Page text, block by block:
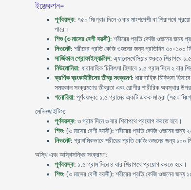
ইঞ্জেকশন-
পূর্ণবয়স্ক: ৭৫০ মিঃগ্রাঃ দিনে ৩ বার মাংশপেশী বা শিরাপথে
পারে।
শিশু (৩ মাসের বেশী বয়সী): শরীরের প্রতি কেজি ওজনের জন্য
নিওনেট: শরীরের প্রতি কেজি ওজনের জন্য প্রতিদিন ৩০-১০০
সার্জিকাল প্রোফাইল্যাক্সিস: এ্যানেসথেসিয়ার শুরুতে শিরাপথে
নিউমোনিয়া: ধারাবাহিক চিকিৎসা হিসাবে ১.৫ গ্রাম দিনে ২
ক্রণিক ব্রংকাইটিসের তীব্র সংক্রমণ: ধারাবাহিক চিকিৎসা
সময়কাল সংক্রমণের তীব্রতা এবং রোগীর শারীরিক অবস্থার উপর
গনোরিয়া: পূর্ণবয়স্ক: ১.৫ গ্রামের একটি একক মাত্রা (৭৫০
মেনিনজাইটিস:
পূর্ণবয়স্ক: ৩ গ্রাম দিনে ৩ বার শিরাপথে প্রয়োগ করতে হবে।
শিশু: (৩ মাসের বেশী বয়সী): শরীরের প্রতি কেজি ওজনের জন্য
নিওনেট: প্রাথমিকভাবে শরীরের প্রতি কেজি ওজনের জন্য ১০০
অস্থি এবং অস্থিসন্ধির সংক্রমণ:
পূর্ণবয়স্ক: ১.৫ গ্রাম দিনে ৪ বার শিরাপথে প্রয়োগ করতে হবে।
শিশু: (৩ মাসের বেশী বয়সী): শরীরের প্রতি কেজি ওজনের জন্য